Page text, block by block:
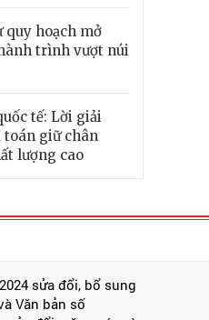
quy hoạch mở
trình vượt núi
tế: Lời giải
toán giữ chân
lượng cao
sửa đổi, bổ sung
Văn bản số